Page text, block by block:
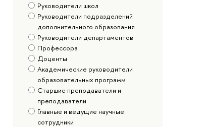
Руководители школ
Руководители подразделений
дополнительного образования
Руководители департаментов
Профессора
Доценты
Академические руководители
образовательных программ
Старшие преподаватели и
преподаватели
Главные и ведущие научные
сотрудники